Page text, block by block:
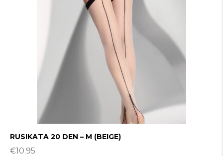
RUSIKATA 20 DEN – M (BEIGE)
€10.95